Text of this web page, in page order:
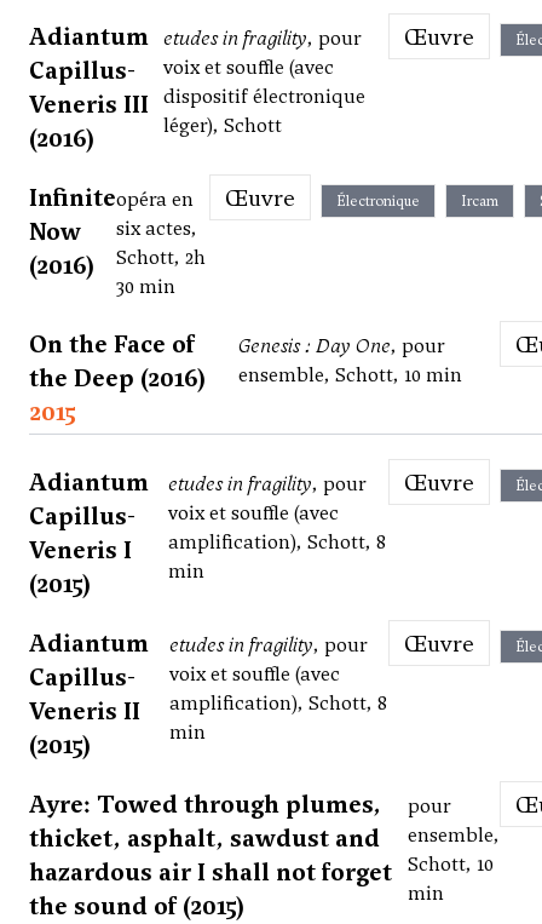
Adiantum
Capillus-
Veneris III
(2016)
etudes in fragility, pour
voix et souffle (avec
dispositif électronique
léger), Schott
Œuvre
Infinite
Now
(2016)
opéra en
six actes,
Schott, 2h
30 min
Œuvre Électronique Ircam
On the Face of
the Deep (2016)
Genesis : Day One, pour
ensemble, Schott, 10 min
2015
Adiantum
Capillus-
Veneris I
(2015)
etudes in fragility, pour
voix et souffle (avec
amplification), Schott, 8
min
Œuvre
Adiantum
Capillus-
Veneris II
(2015)
etudes in fragility, pour
voix et souffle (avec
amplification), Schott, 8
min
Œuvre
Ayre: Towed through plumes,
thicket, asphalt, sawdust and
hazardous air I shall not forget
the sound of (2015)
pour
ensemble,
Schott, 10
min